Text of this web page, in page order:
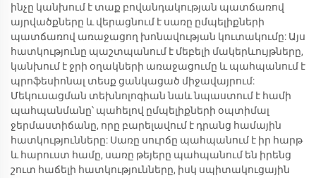
ինչը կանխում է տաք բովանդակության պատճառով
այրվածքները և վերացնում է սառը ըմպելիքների
պատճառով առաջացող խոնավության կուտակումը: Այս
հատկությունը պաշտպանում է մեբելի մակերևույթները,
կանխում է ջրի օղակների առաջացումը և պահպանում է
պրոֆեսիոնալ տեսք ցանկացած միջավայրում:
Մեկուսացման տեխնոլոգիան նաև նպաստում է համի
պահպանմանը՝ պահելով ըմպելիքների օպտիմալ
ջերմաստիճանը, որը բարելավում է դրանց համային
հատկությունները: Սառը սուրճը պահպանում է իր հարթ
և հարուստ համը, սառը թեյերը պահպանում են իրենց
շուտ հաճելի հատկությունները, իսկ սպիտակուցային